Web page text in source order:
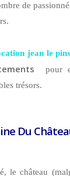
de
jean le pins
pour
trésors.
Du
le château